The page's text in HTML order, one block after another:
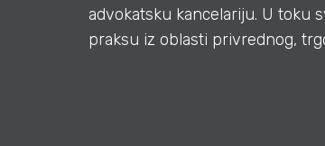
advokatsku kancelariju. U toku
praksu iz oblasti privrednog,